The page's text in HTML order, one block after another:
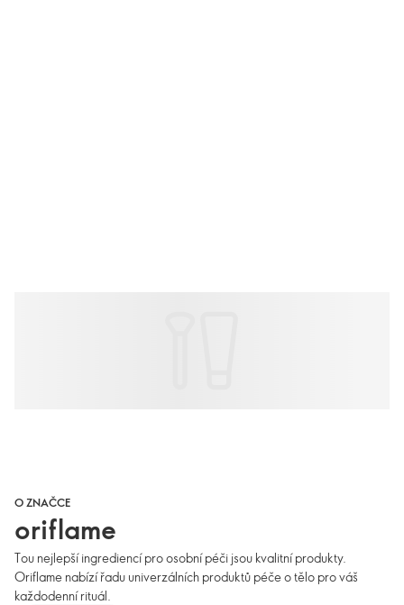
O ZNAČCE
oriflame
Tou nejlepší ingrediencí pro osobní péči jsou kvalitní produkty.
Oriflame nabízí řadu univerzálních produktů péče o tělo pro váš
každodenní rituál.